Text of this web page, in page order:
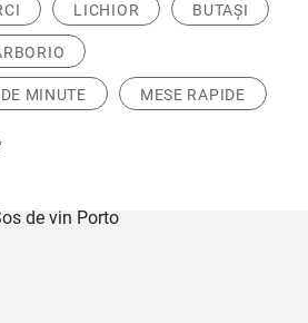
LICHIOR BUTAȘI
MINUTE MESE RAPIDE